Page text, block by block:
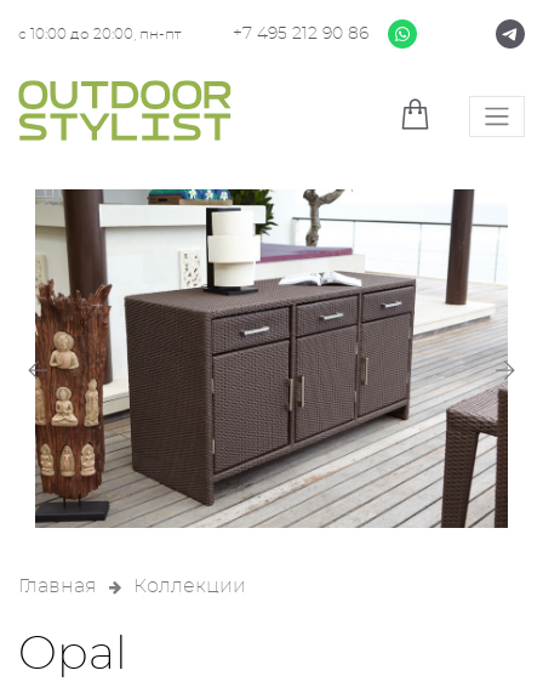
с 10:00 до 20:00, пн-пт +7 495 212 90 86
Главная Коллекции
Opal